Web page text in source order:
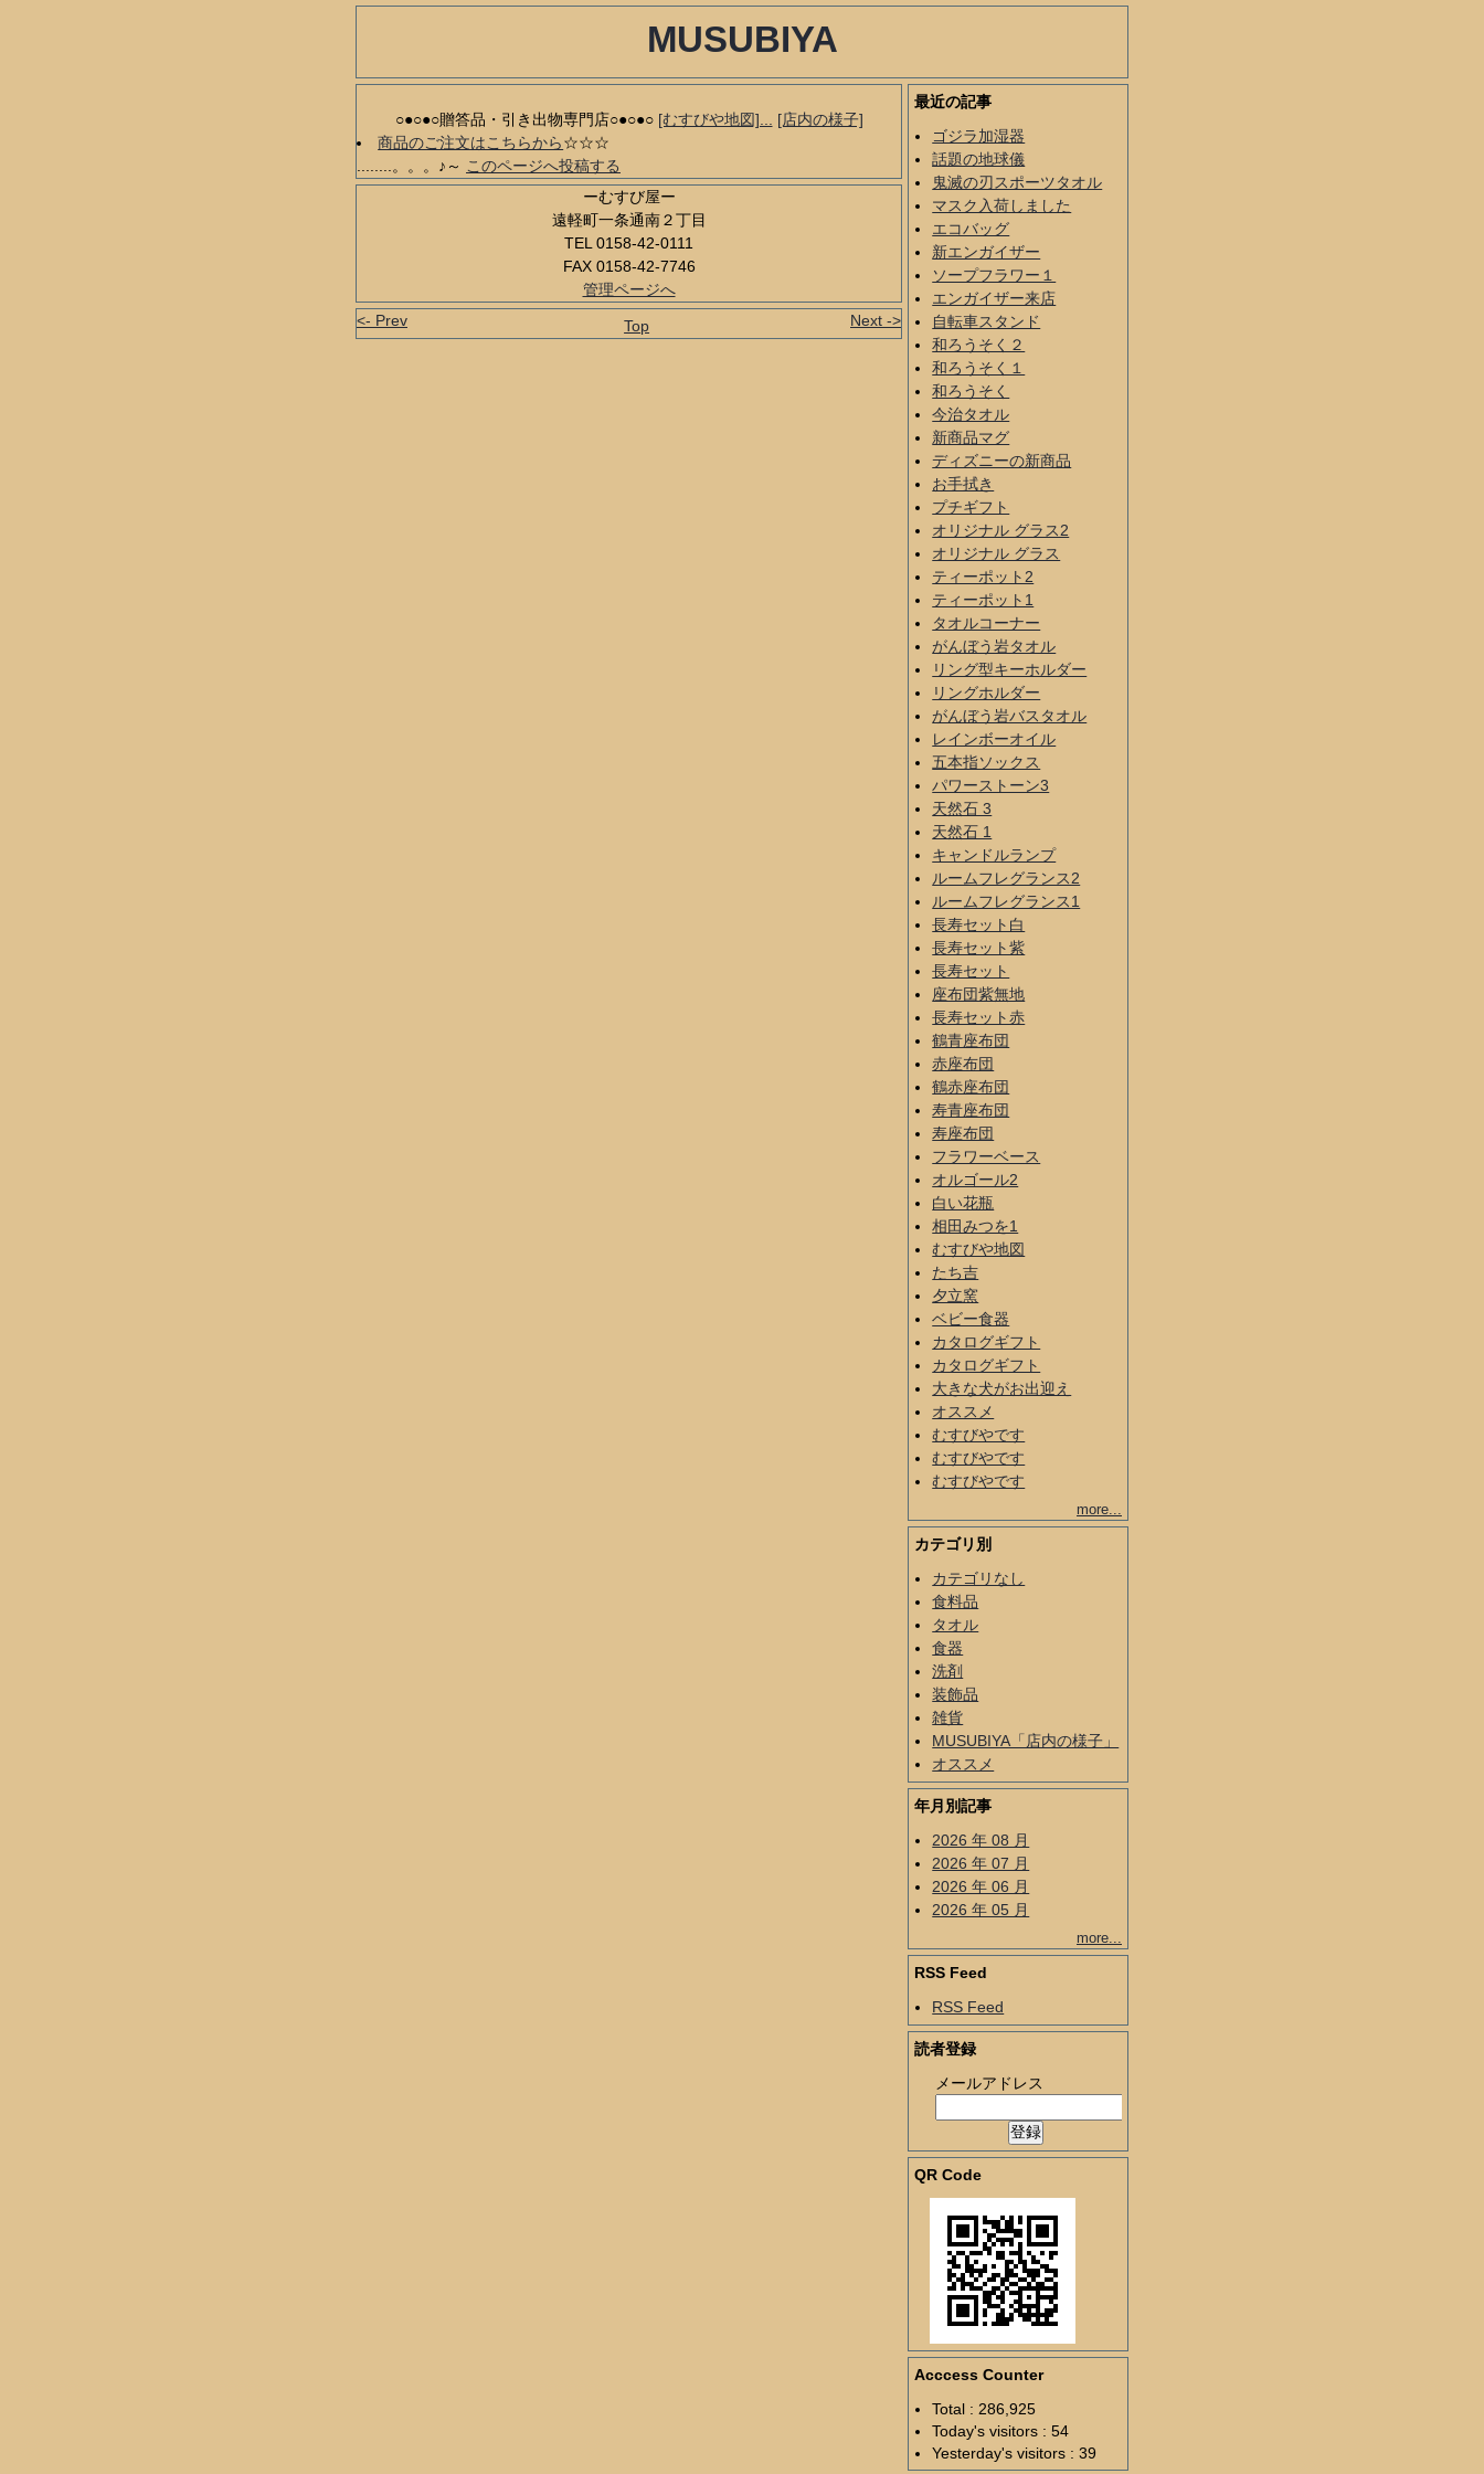
MUSUBIYA
○●○●○贈答品・引き出物専門店○●○●○ [むすびや地図]...
[店内の様子]
商品のご注文はこちらから☆☆☆
........。。。♪～ このページへ投稿する
ーむすび屋ー
遠軽町一条通南２丁目
TEL 0158-42-0111
FAX 0158-42-7746
管理ページへ
<- Prev Next ->
Top
最近の記事
ゴジラ加湿器
話題の地球儀
鬼滅の刃スポーツタオル
マスク入荷しました
エコバッグ
新エンガイザー
ソープフラワー１
エンガイザー来店
自転車スタンド
和ろうそく２
和ろうそく１
和ろうそく
今治タオル
新商品マグ
ディズニーの新商品
お手拭き
プチギフト
オリジナル グラス2
オリジナル グラス
ティーポット2
ティーポット1
タオルコーナー
がんぼう岩タオル
リング型キーホルダー
リングホルダー
がんぼう岩バスタオル
レインボーオイル
五本指ソックス
パワーストーン3
天然石 3
天然石 1
キャンドルランプ
ルームフレグランス2
ルームフレグランス1
長寿セット白
長寿セット紫
長寿セット
座布団紫無地
長寿セット赤
鶴青座布団
赤座布団
鶴赤座布団
寿青座布団
寿座布団
フラワーベース
オルゴール2
白い花瓶
相田みつを1
むすびや地図
たち吉
夕立窯
ベビー食器
カタログギフト
カタログギフト
大きな犬がお出迎え
オススメ
むすびやです
むすびやです
むすびやです
more...
カテゴリ別
カテゴリなし
食料品
タオル
食器
洗剤
装飾品
雑貨
MUSUBIYA「店内の様子」
オススメ
年月別記事
2026 年 08 月
2026 年 07 月
2026 年 06 月
2026 年 05 月
more...
RSS Feed
RSS Feed
読者登録
メールアドレス
QR Code
Acccess Counter
Total : 286,925
Today's visitors : 54
Yesterday's visitors : 39